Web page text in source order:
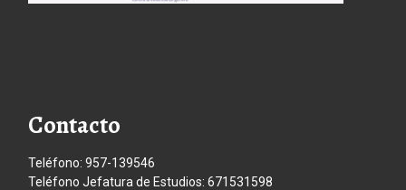
Contacto
Teléfono: 957-139546
Teléfono Jefatura de Estudios: 671531598